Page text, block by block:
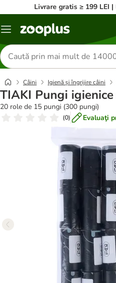
Livrare gratis ≥ 199 LEI
Categorii
Căutare
produse
Câini Igienă și îngrijire câini
TIAKI Pungi
20 role de 15 pungi (300 pungi)
(0) Evaluaţi